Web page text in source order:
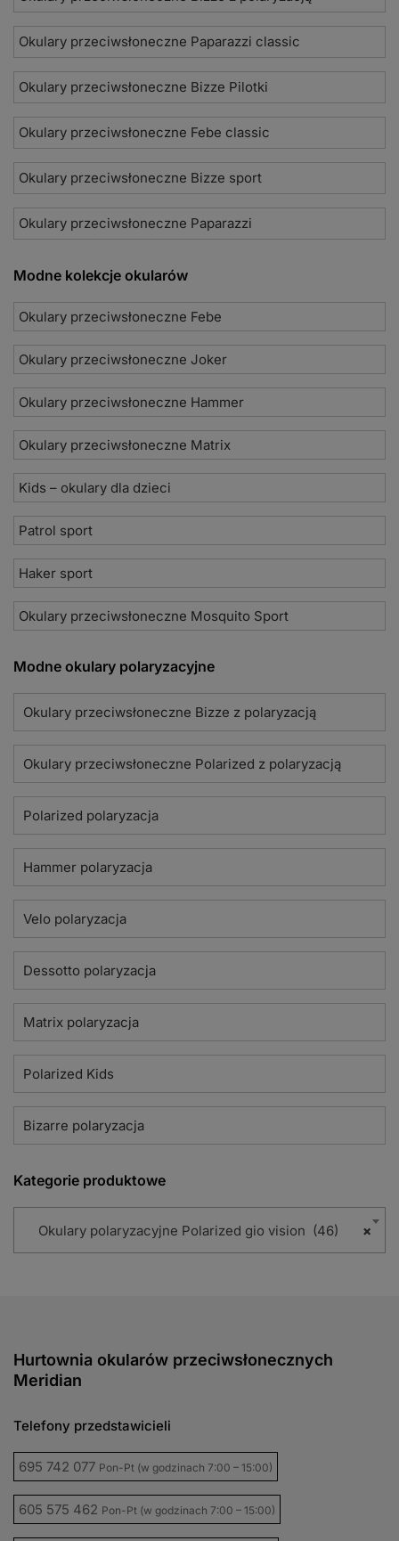
Okulary przeciwsłoneczne Paparazzi classic
Okulary przeciwsłoneczne Bizze Pilotki
Okulary przeciwsłoneczne Febe classic
Okulary przeciwsłoneczne Bizze sport
Okulary przeciwsłoneczne Paparazzi
Modne kolekcje okularów
Okulary przeciwsłoneczne Febe
Okulary przeciwsłoneczne Joker
Okulary przeciwsłoneczne Hammer
Okulary przeciwsłoneczne Matrix
Kids – okulary dla dzieci
Patrol sport
Haker sport
Okulary przeciwsłoneczne Mosquito Sport
Modne okulary polaryzacyjne
Okulary przeciwsłoneczne Bizze z polaryzacją
Okulary przeciwsłoneczne Polarized z polaryzacją
Polarized polaryzacja
Hammer polaryzacja
Velo polaryzacja
Dessotto polaryzacja
Matrix polaryzacja
Polarized Kids
Bizarre polaryzacja
Kategorie produktowe
×
Okulary polaryzacyjne Polarized gio vision (46)
Hurtownia okularów przeciwsłonecznych
Meridian
Telefony przedstawicieli
695 742 077 Pon-Pt (w godzinach 7:00 – 15:00)
605 575 462 Pon-Pt (w godzinach 7:00 – 15:00)